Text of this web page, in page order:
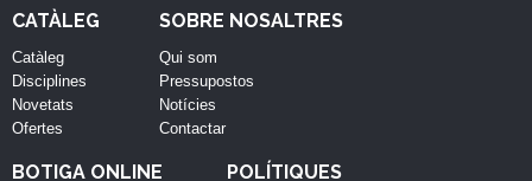
CATÀLEG
Catàleg
Disciplines
Novetats
Ofertes
SOBRE NOSALTRES
Qui som
Pressupostos
Notícies
Contactar
BOTIGA ONLINE POLÍTIQUES